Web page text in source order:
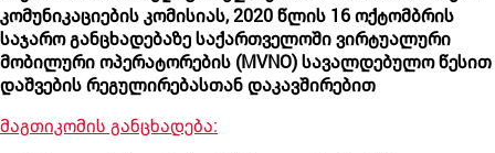
კომუნიკაციების კომისიას, 2020 წლის 16 ოქტომბრის
საჯარო განცხადებაზე საქართველოში ვირტუალური
მობილური ოპერატორების (MVNO) სავალდებულო წესით
დაშვების რეგულირებასთან დაკავშირებით
მაგთიკომის განცხადება: